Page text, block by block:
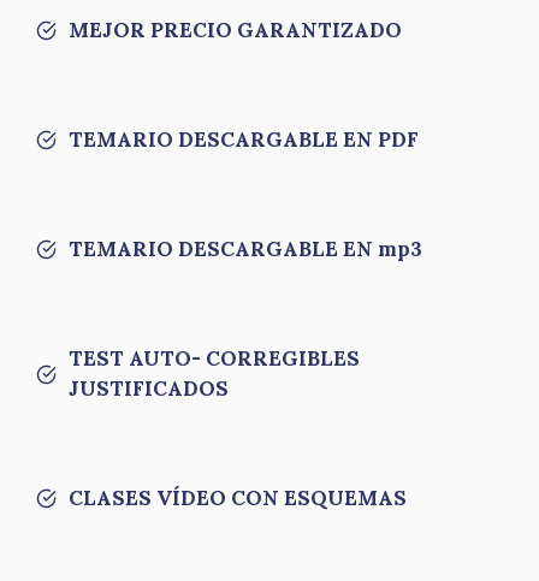
MEJOR PRECIO GARANTIZADO
TEMARIO DESCARGABLE EN PDF
TEMARIO DESCARGABLE EN mp3
TEST AUTO- CORREGIBLES
JUSTIFICADOS
CLASES VÍDEO CON ESQUEMAS